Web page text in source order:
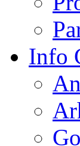
Info